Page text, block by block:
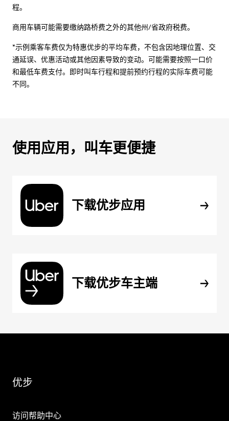
程。
商用车辆可能需要缴纳路桥费之外的其他州/省政府税费。
*示例乘客车费仅为特惠优步的平均车费，不包含因地理位置、交
通延误、优惠活动或其他因素导致的变动。可能需要按照一口价
和最低车费支付。即时叫车行程和提前预约行程的实际车费可能
不同。
使用应用，叫车更便捷
下载优步应用
下载优步车主端
优步
访问帮助中心